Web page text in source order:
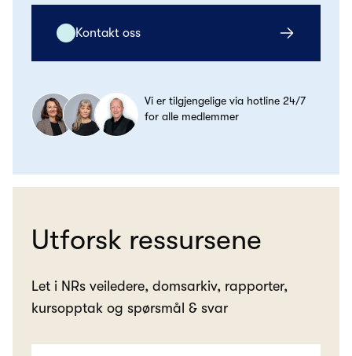
Kontakt oss
Vi er tilgjengelige via hotline 24/7
for alle medlemmer
Utforsk ressursene
Let i NRs veiledere, domsarkiv, rapporter,
kursopptak og spørsmål & svar